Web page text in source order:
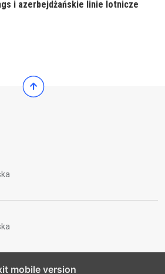
i azerbejdżańskie linie lotnicze
mobile version